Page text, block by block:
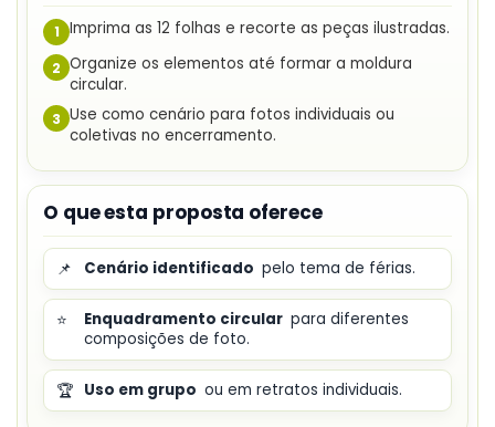
1 Imprima as 12 folhas e recorte as peças ilustradas.
2 Organize os elementos até formar a moldura
circular.
3 Use como cenário para fotos individuais ou
coletivas no encerramento.
O que esta proposta oferece
📌 Cenário identificado pelo tema de férias.
⭐ Enquadramento circular para diferentes
composições de foto.
🏆 Uso em grupo ou em retratos individuais.